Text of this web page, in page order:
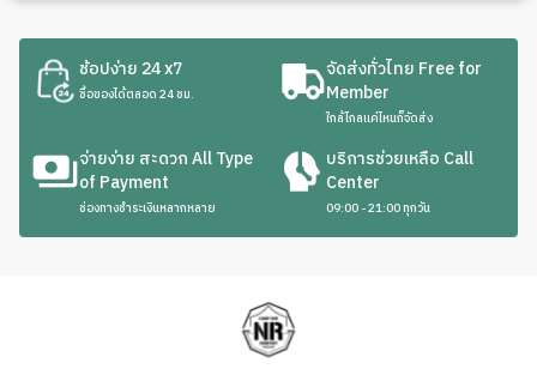
ช้อปง่าย 24 x7
ซื้อของได้ตลอด 24 ชม.
จัดส่งทั่วไทย Free for
Member
ใกล้ไกลแค่ไหนก็จัดส่ง
จ่ายง่าย สะดวก All Type
of Payment
ช่องทางชำระเงินหลากหลาย
บริการช่วยเหลือ Call
Center
09:00 - 21:00 ทุกวัน